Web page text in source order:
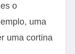
o
uma
uma cortina